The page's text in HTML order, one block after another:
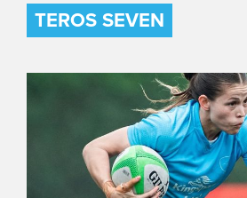
TEROS SEVEN